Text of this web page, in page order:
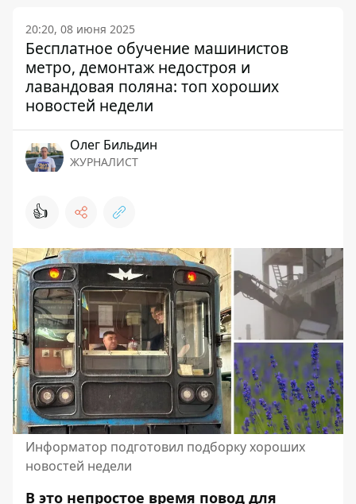
20:20, 08 июня 2025
Бесплатное обучение машинистов
метро, ​​демонтаж недостроя и
лавандовая поляна: топ хороших
новостей недели
Олег Бильдин
ЖУРНАЛИСТ
👍
Информатор подготовил подборку хороших
новостей недели
В это непростое время повод для